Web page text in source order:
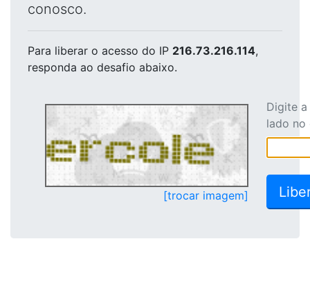
conosco.
Para liberar o acesso do IP 216.73.216.114,
responda ao desafio abaixo.
[trocar imagem]
Digite
lado no